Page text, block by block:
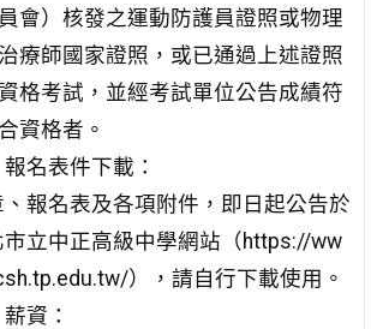
員會）核發之運動防護員證照或物理
治療師國家證照，或已通過上述證照
格考試，並經考試單位公告成績符
合資格者。
名表件下載：
、報名表及各項附件，即日起公告於
市立中正高級中學網站（https://ww
），請自行下載使用。
資：